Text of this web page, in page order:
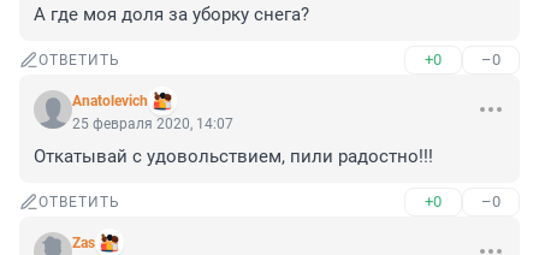
А где моя доля за уборку снега?
ОТВЕТИТЬ +0 –0
Anatolevich
25 февраля 2020, 14:07
Откатывай с удовольствием, пили радостно!!!
ОТВЕТИТЬ +0 –0
Zas